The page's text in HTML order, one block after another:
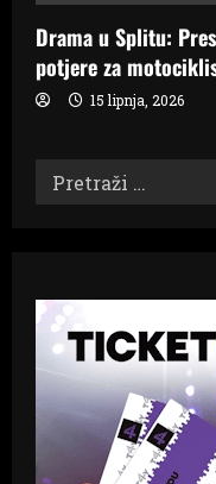
Drama u Splitu:
potjere za
15 lipnja, 2026
Pretraži: